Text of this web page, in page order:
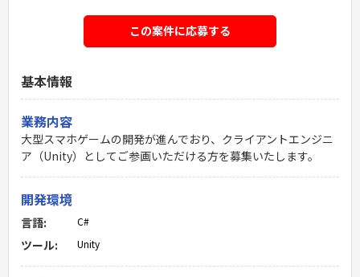
この案件に応募する
基本情報
業務内容
大型スマホゲームの開発が進んでおり、クライアントエンジニ
ア（Unity）としてご参画いただける方を募集いたします。
開発環境
言語: C#
ツール: Unity